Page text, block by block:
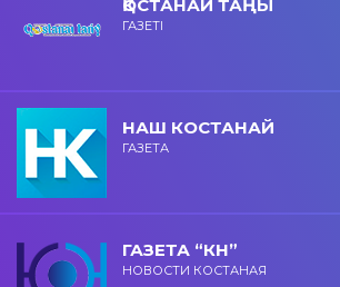
ҚОСТАНАЙ ТАҢЫ
ГАЗЕТІ
НАШ КОСТАНАЙ
ГАЗЕТА
ГАЗЕТА “КН”
НОВОСТИ КОСТАНАЯ